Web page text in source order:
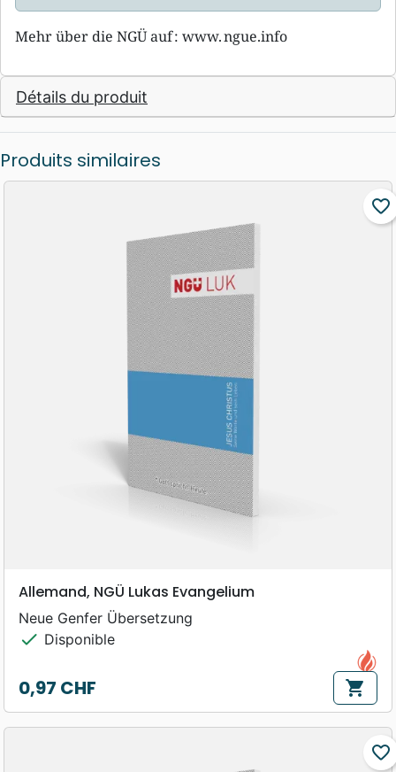
Mehr über die NGÜ auf : www. ngue.info
Détails du produit
Produits similaires
favorite_border
Allemand, NGÜ Lukas Evangelium
Neue Genfer Übersetzung
check Disponible
Prix
0,97 CHF shopping_cart
favorite_border